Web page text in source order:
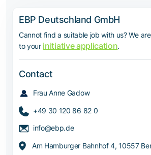
EBP Deutschland GmbH
Cannot find a suitable job with us? We
to your initiative application.
Contact
Frau Anne Gadow
+49 30 120 86 82 0
info@ebp.de
Am Hamburger Bahnhof 4, 10557